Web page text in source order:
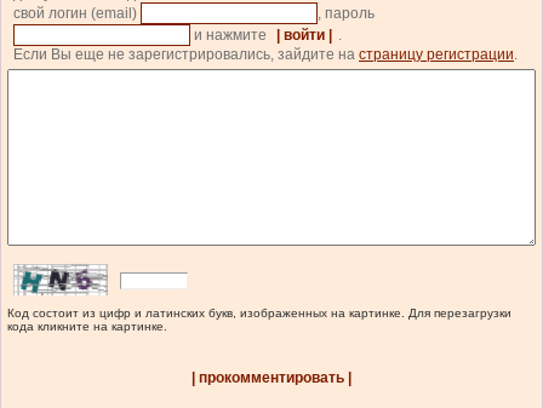
свой логин (email)
, пароль
и нажмите
| войти |
.
Если Вы еще не зарегистрировались, зайдите на страницу регистрации.
Код состоит из цифр и латинских букв, изображенных на картинке. Для перезагрузки
кода кликните на картинке.
| прокомментировать |